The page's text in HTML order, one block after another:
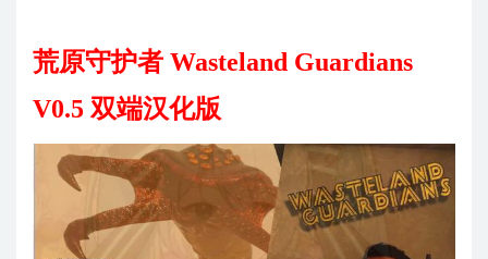
荒原守护者 Wasteland Guardians
V0.5 双端汉化版